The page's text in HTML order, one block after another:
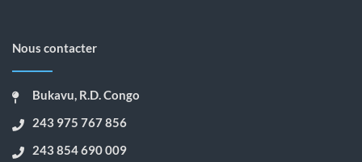
Nous contacter
Bukavu, R.D. Congo
243 975 767 856
243 854 690 009